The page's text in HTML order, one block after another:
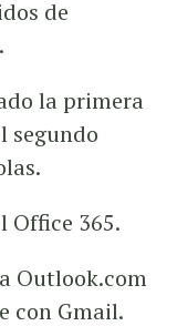
de
la primera
segundo
Office 365.
Outlook.com
con Gmail.